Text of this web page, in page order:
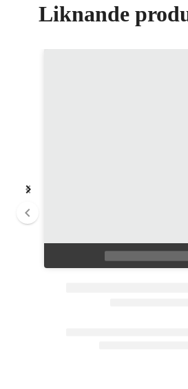
Liknande